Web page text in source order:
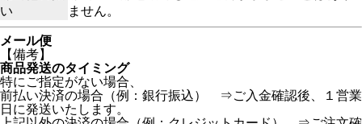
い
ません。
メール便
【備考】
商品発送のタイミング
特にご指定がない場合、
前払い決済の場合（例：銀行振込） ⇒ご入金確認後、１営業
日に発送いたします。